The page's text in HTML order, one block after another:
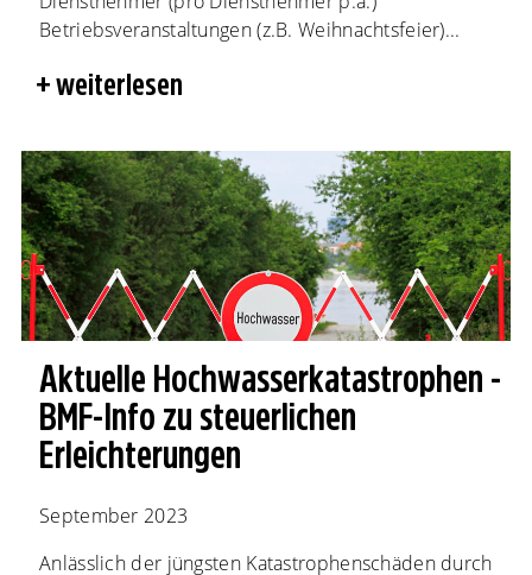
Betriebsveranstaltungen (z.B. Weihnachtsfeier)...
weiterlesen
Aktuelle Hochwasserkatastrophen -
BMF-Info zu steuerlichen
Erleichterungen
September 2023
Anlässlich der jüngsten Katastrophenschäden durch